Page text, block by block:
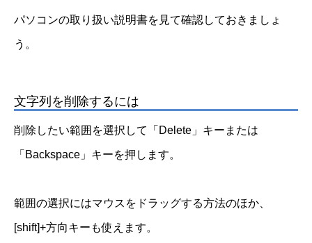
パソコンの取り扱い説明書を見て確認しておきましょ
う。
文字列を削除するには
削除したい範囲を選択して「Delete」キーまたは
「Backspace」キーを押します。
範囲の選択にはマウスをドラッグする方法のほか、
[shift]+方向キーも使えます。